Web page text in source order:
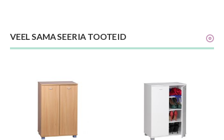
VEEL SAMA SEERIA TOOTEID